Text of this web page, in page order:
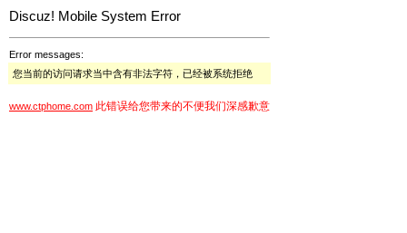
Discuz! Mobile System Error
Error messages:
您当前的访问请求当中含有非法字符，已经被系统拒绝
www.ctphome.com 此错误给您带来的不便我们深感歉意